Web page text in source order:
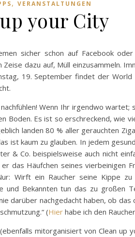
, VERANSTALTUNGEN
your City
sicher schon auf Facebook
dazu auf, Müll einzusammeln.
19. September findet der
Wenn Ihr irgendwo
Boden. Es ist so erschreckend, wie
landen 80 % aller gerauchten
ist kaum zu glauben. In jedem
& Co. beispielsweise auch nicht
das Häufchen seines vierbeinigen
Wirft ein Raucher seine Kippe
Bekannten tun das zu großen
darüber nachgedacht haben, ob
(Hier habe ich den
mitorganisiert von Clean up